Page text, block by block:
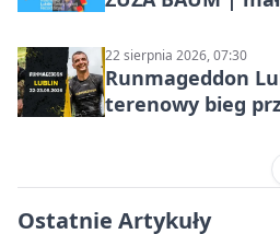
22 sierpnia 2026, 07:30
Runmageddon
terenowy bieg
Ostatnie Artykuły